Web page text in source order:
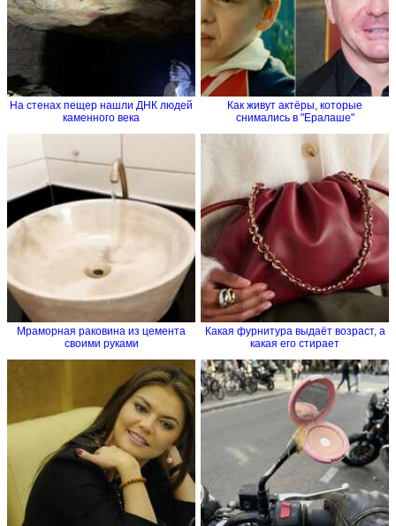
На стенах пещер нашли ДНК людей
каменного века
Как живут актёры, которые
снимались в "Ералаше"
Мраморная раковина из цемента
своими руками
Какая фурнитура выдаёт возраст, а
какая его стирает